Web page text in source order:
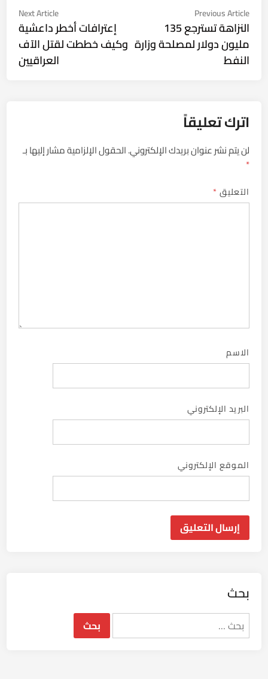
تصفّح
المقالات
Previous Article
article:
النزاهة تسترجع 135
مليون دولار لمصلحة وزارة
النفط
Next Article
Next
إعترافات أخطر داعشية
وكيف خططت لقتل الآف
العراقيين
اترك تعليقاً
لن يتم نشر عنوان بريدك الإلكتروني.الحقول الإلزامية مشار إليها بـ
*
التعليق*
الاسم
البريد الإلكتروني
الموقع الإلكتروني
بحث
البحث
عن: